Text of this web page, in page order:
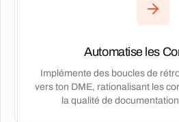
Automatise les
Implémente des boucles de
vers ton DME, rationalisant les
la qualité de